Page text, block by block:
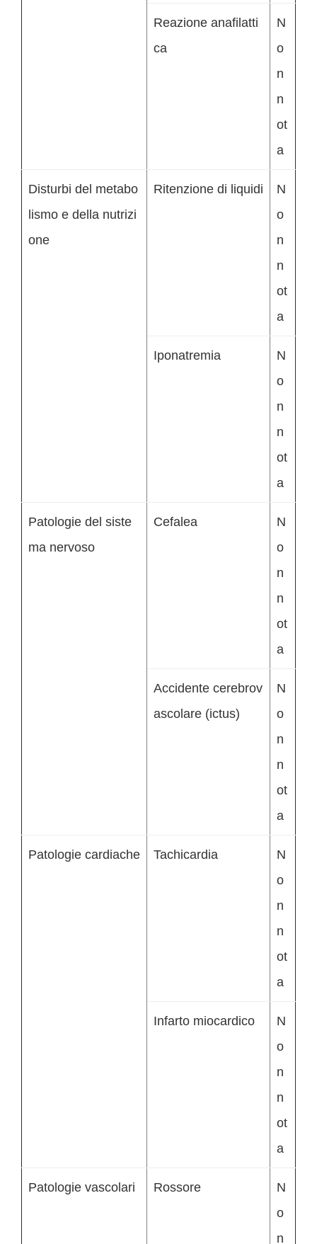
Reazione anafilatti
ca
N
o
n
n
ot
a
Disturbi del metabo
lismo e della nutrizi
one
Ritenzione di liquidi
N
o
n
n
ot
a
Iponatremia
N
o
n
n
ot
a
Patologie del siste
ma nervoso
Cefalea
N
o
n
n
ot
a
Accidente cerebrov
ascolare (ictus)
N
o
n
n
ot
a
Patologie cardiache Tachicardia
N
o
n
n
ot
a
Infarto miocardico
N
o
n
n
ot
a
Patologie vascolari Rossore
N
o
n